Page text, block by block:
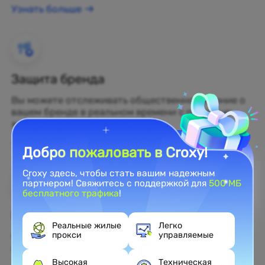
Узнать больше
Защита бренда
Вы можете отслеживать общественное мнение о
вашем бренде в реальном времени с помощью
жилых прокси.
Узнать больше
Веб-скрейпинг
Собирайте нераскрытые данные и превращайте
их в прибыльные бизнес-решения.
Добро пожаловать в Croxy!
Croxy здесь, чтобы стать вашим надежным
партнером! Свяжитесь с поддержкой для500 МБ
бесплатного трафика!
Реальные жилые
прокси
Легко
управляемые
Высокая
Техническая